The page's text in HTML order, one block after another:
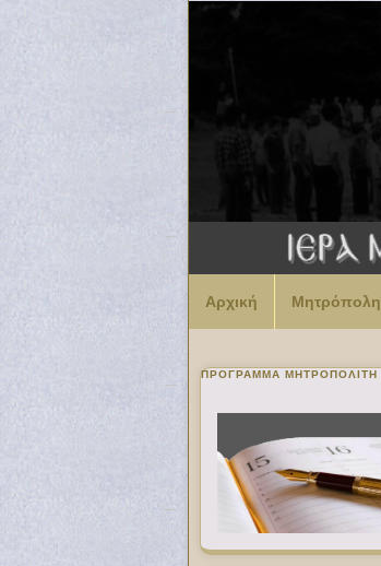
Αρχική Μητρόπολη
ΠΡΌΓΡΑΜΜΑ ΜΗΤΡΟΠΟΛΊΤΗ